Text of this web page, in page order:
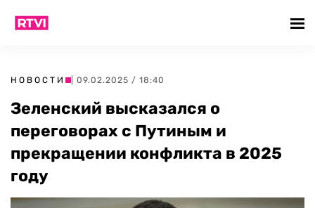
НОВОСТИ | 09.02.2025 / 18:40
Зеленский высказался о
переговорах с Путиным и
прекращении конфликта в 2025
году